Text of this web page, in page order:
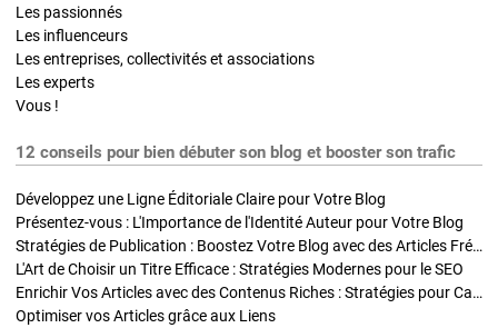
Les passionnés
Les influenceurs
Les entreprises, collectivités et associations
Les experts
Vous !
12 conseils pour bien débuter son blog et booster son trafic
Développez une Ligne Éditoriale Claire pour Votre Blog
Présentez-vous : L'Importance de l'Identité Auteur pour Votre Blog
Stratégies de Publication : Boostez Votre Blog avec des Articles Fréquents et Exclusifs
L'Art de Choisir un Titre Efficace : Stratégies Modernes pour le SEO
Enrichir Vos Articles avec des Contenus Riches : Stratégies pour Captiver et Optimiser
Optimiser vos Articles grâce aux Liens